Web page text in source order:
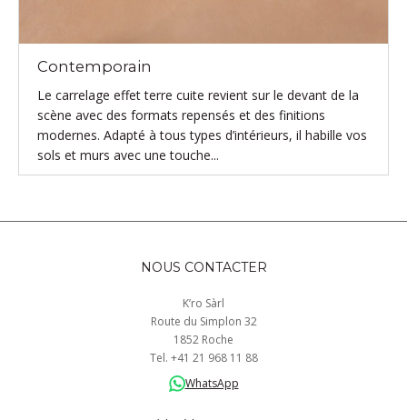
Contemporain
Le carrelage effet terre cuite revient sur le devant de la
scène avec des formats repensés et des finitions
modernes. Adapté à tous types d’intérieurs, il habille vos
sols et murs avec une touche...
NOUS CONTACTER
K’ro Sàrl
Route du Simplon 32
1852 Roche
Tel. +41 21 968 11 88
WhatsApp